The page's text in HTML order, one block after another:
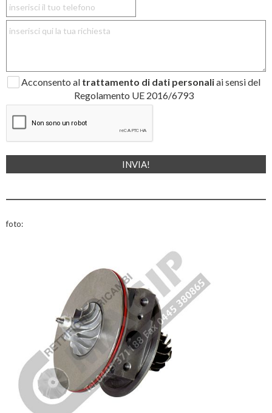
Acconsento al trattamento di dati personaliai sensi del
Regolamento UE 2016/6793
foto: